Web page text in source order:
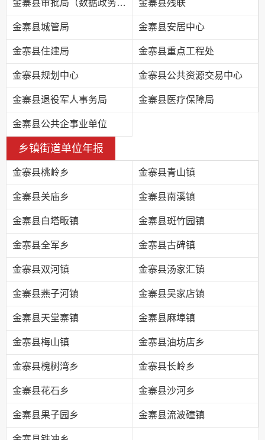
金寨县审批局（数据政务局） 金寨县残联
金寨县城管局 金寨县安居中心
金寨县住建局 金寨县重点工程处
金寨县规划中心 金寨县公共资源交易中心
金寨县退役军人事务局 金寨县医疗保障局
金寨县公共企事业单位
乡镇街道单位年报
金寨县桃岭乡 金寨县青山镇
金寨县关庙乡 金寨县南溪镇
金寨县白塔畈镇 金寨县斑竹园镇
金寨县全军乡 金寨县古碑镇
金寨县双河镇 金寨县汤家汇镇
金寨县燕子河镇 金寨县吴家店镇
金寨县天堂寨镇 金寨县麻埠镇
金寨县梅山镇 金寨县油坊店乡
金寨县槐树湾乡 金寨县长岭乡
金寨县花石乡 金寨县沙河乡
金寨县果子园乡 金寨县流波䃥镇